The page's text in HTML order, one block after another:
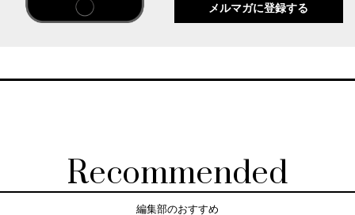
メルマガに登録する
Recommended
編集部のおすすめ